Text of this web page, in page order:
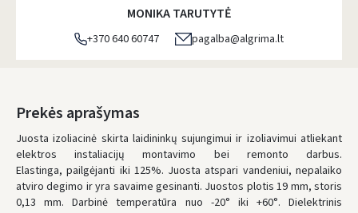
DPD kurjeris - 5.00 €
DPD paštomatai- 4.00 €
LP Express paštomatai
LP Express kurjeris - 4.00 €
Pirmadienį, Rugpjūčio 10 d.
UŽSAKYMUS NUO80 € PRISTATOME NEMOKAMAI!
MONIKA TARUTYTĖ
+370 640 60747 pagalba@algrima.lt
Prekės aprašymas
Juosta izoliacinė skirta laidininkų sujungimui ir izoliavimui atliekant
elektros instaliacijų montavimo bei remonto darbus.
Elastinga, pailgėjanti iki 125%. Juosta atspari vandeniui, nepalaiko
atviro degimo ir yra savaime gesinanti. Juostos plotis 19 mm, storis
0,13 mm. Darbinė temperatūra nuo -20° iki +60°. Dielektrinis